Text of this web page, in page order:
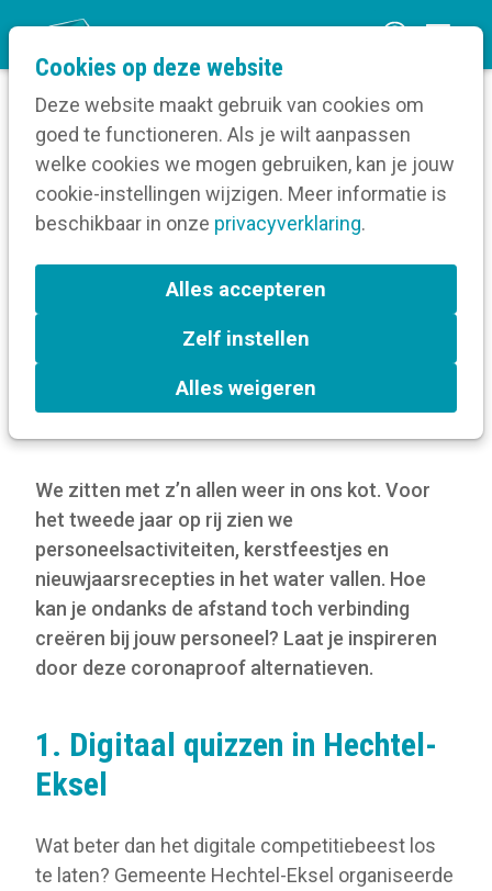
Cookies op deze website
Deze website maakt gebruik van cookies om
goed te functioneren. Als je wilt aanpassen
welke cookies we mogen gebruiken, kan je jouw
cookie-instellingen wijzigen. Meer informatie is
beschikbaar in onze privacyverklaring.
Alles accepteren
Zelf instellen
Alles weigeren
n
m
Home
Blog
7 coronaproof alternatieven voor jouw
personeelsfeest
7 coronaproof
alternatieven voor jouw
personeelsfeest
We zitten met z’n allen weer in ons kot. Voor
het tweede jaar op rij zien we
personeelsactiviteiten, kerstfeestjes en
nieuwjaarsrecepties in het water vallen. Hoe
kan je ondanks de afstand toch verbinding
creëren bij jouw personeel? Laat je inspireren
door deze coronaproof alternatieven.
1. Digitaal quizzen in Hechtel-
Eksel
Wat beter dan het digitale competitiebeest los
te laten? Gemeente Hechtel-Eksel organiseerde